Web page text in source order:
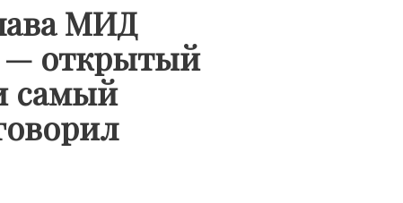
МИД
— открытый
самый